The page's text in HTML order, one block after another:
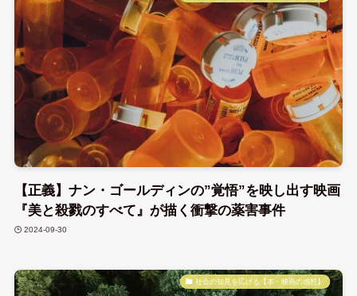
【正義】ナン・ゴールディンの”覚悟”を映し出す映画
『美と殺戮のすべて』が描く衝撃の薬害事件
2024-09-30
社会の知見を広げる【本・映画の感想】